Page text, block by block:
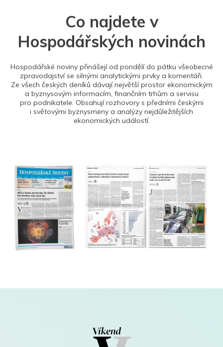
Co najdete v
Hospodářských novinách
Hospodářské noviny přinášejí od pondělí do pátku všeobecné
zpravodajství se silnými analytickými prvky a komentáři.
Ze všech českých deníků dávají největší prostor ekonomickým
a byznysovým informacím, finančním trhům a servisu
pro podnikatele. Obsahují rozhovory s předními českými
i světovými byznysmeny a analýzy nejdůležitějších
ekonomických událostí.